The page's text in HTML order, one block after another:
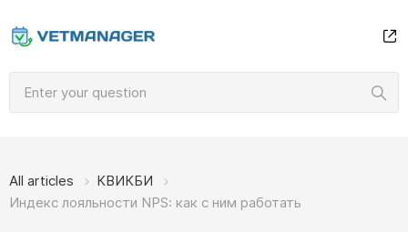
All articles
КВИКБИ
Индекс лояльности NPS: как с ним работать